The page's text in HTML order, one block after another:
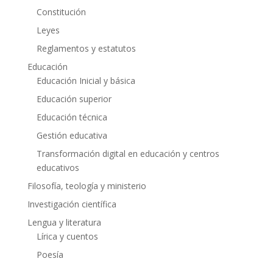
Constitución
Leyes
Reglamentos y estatutos
Educación
Educación Inicial y básica
Educación superior
Educación técnica
Gestión educativa
Transformación digital en educación y centros
educativos
Filosofía, teología y ministerio
Investigación científica
Lengua y literatura
Lírica y cuentos
Poesía